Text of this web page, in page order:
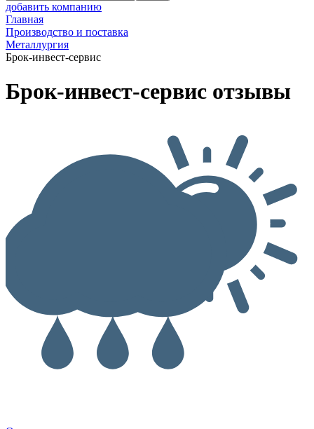
добавить компанию
Главная
Производство и поставка
Металлургия
Брок-инвест-сервис
Брок-инвест-сервис отзывы